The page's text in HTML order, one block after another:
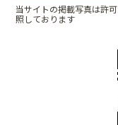
当サイトの掲載写真は許
照しております